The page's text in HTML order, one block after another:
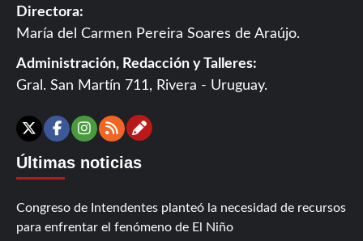
Directora:
María del Carmen Pereira Soares de Araújo.
Administración, Redacción y Talleres:
Gral. San Martín 711, Rivera - Uruguay.
X Facebook
Instagram
RSSContáctanos
Últimas noticias
Congreso de Intendentes planteó la necesidad de recursos
para enfrentar el fenómeno de El Niño